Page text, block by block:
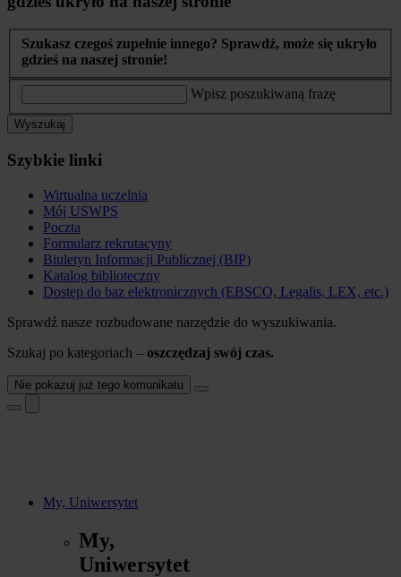
Szukasz czegoś zupełnie innego? Sprawdź, może się ukryło
gdzieś na naszej stronie!
Wpisz poszukiwaną frazę
Wyszukaj
Szybkie linki
Wirtualna uczelnia
Mój USWPS
Poczta
Formularz rekrutacyny
Biuletyn Informacji Publicznej (BIP)
Katalog biblioteczny
Dostęp do baz elektronicznych (EBSCO, Legalis, LEX, etc.)
Sprawdź nasze rozbudowane narzędzie do wyszukiwania.
Szukaj po kategoriach – oszczędzaj swój czas.
Nie pokazuj już tego komunikatu
My, Uniwersytet
My,
Uniwersytet